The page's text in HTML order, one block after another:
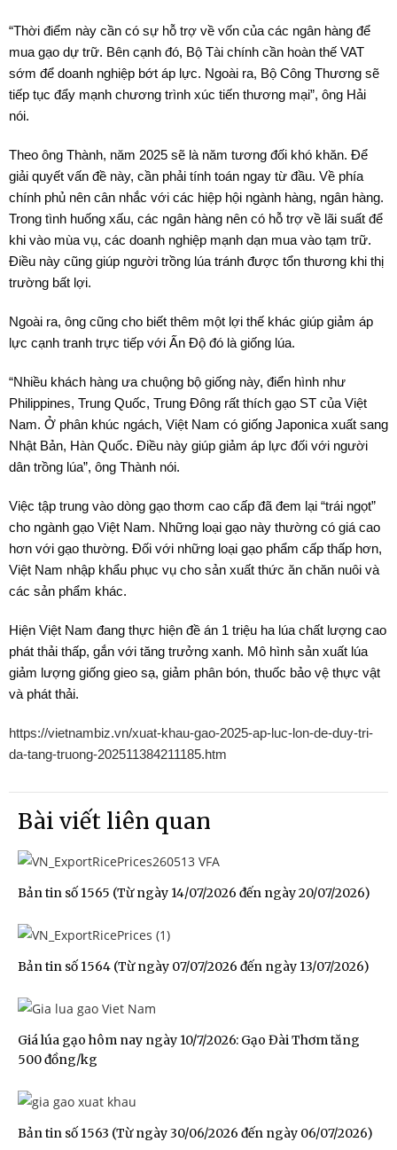
“Thời điểm này cần có sự hỗ trợ về vốn của các ngân hàng để
mua gạo dự trữ. Bên cạnh đó, Bộ Tài chính cần hoàn thế VAT
sớm để doanh nghiệp bớt áp lực. Ngoài ra, Bộ Công Thương sẽ
tiếp tục đẩy mạnh chương trình xúc tiến thương mại”, ông Hải
nói.
Theo ông Thành, năm 2025 sẽ là năm tương đối khó khăn. Để
giải quyết vấn đề này, cần phải tính toán ngay từ đầu. Về phía
chính phủ nên cân nhắc với các hiệp hội ngành hàng, ngân hàng.
Trong tình huống xấu, các ngân hàng nên có hỗ trợ về lãi suất để
khi vào mùa vụ, các doanh nghiệp mạnh dạn mua vào tạm trữ.
Điều này cũng giúp người trồng lúa tránh được tổn thương khi thị
trường bất lợi.
Ngoài ra, ông cũng cho biết thêm một lợi thế khác giúp giảm áp
lực cạnh tranh trực tiếp với Ấn Độ đó là giống lúa.
“Nhiều khách hàng ưa chuộng bộ giống này, điển hình như
Philippines, Trung Quốc, Trung Đông rất thích gạo ST của Việt
Nam. Ở phân khúc ngách, Việt Nam có giống Japonica xuất sang
Nhật Bản, Hàn Quốc. Điều này giúp giảm áp lực đối với người
dân trồng lúa”, ông Thành nói.
Việc tập trung vào dòng gạo thơm cao cấp đã đem lại “trái ngọt”
cho ngành gạo Việt Nam. Những loại gạo này thường có giá cao
hơn với gạo thường. Đối với những loại gạo phẩm cấp thấp hơn,
Việt Nam nhập khẩu phục vụ cho sản xuất thức ăn chăn nuôi và
các sản phẩm khác.
Hiện Việt Nam đang thực hiện đề án 1 triệu ha lúa chất lượng cao
phát thải thấp, gắn với tăng trưởng xanh. Mô hình sản xuất lúa
giảm lượng giống gieo sạ, giảm phân bón, thuốc bảo vệ thực vật
và phát thải.
https://vietnambiz.vn/xuat-khau-gao-2025-ap-luc-lon-de-duy-tri-
da-tang-truong-202511384211185.htm
Bài viết liên quan
Bản tin số 1565 (Từ ngày 14/07/2026 đến ngày 20/07/2026)
Bản tin số 1564 (Từ ngày 07/07/2026 đến ngày 13/07/2026)
Giá lúa gạo hôm nay ngày 10/7/2026: Gạo Đài Thơm tăng
500 đồng/kg
Bản tin số 1563 (Từ ngày 30/06/2026 đến ngày 06/07/2026)